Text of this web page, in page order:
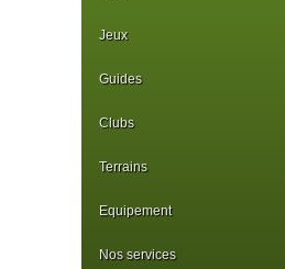
Jeux
Guides
Clubs
Terrains
Equipement
Nos services